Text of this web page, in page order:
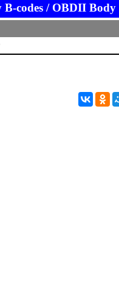
codes / OBDII Body